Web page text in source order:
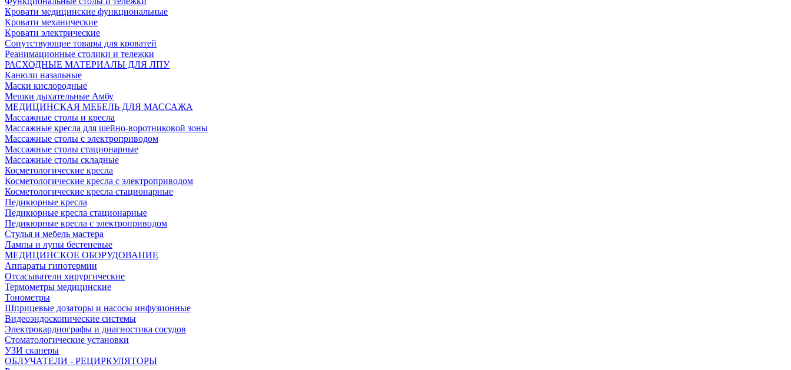
Кровати медицинские функциональные
Кровати механические
Кровати электрические
Сопутствующие товары для кроватей
Реанимационные столики и тележки
РАСХОДНЫЕ МАТЕРИАЛЫ ДЛЯ ЛПУ
Канюли назальные
Маски кислородные
Мешки дыхательные Амбу
МЕДИЦИНСКАЯ МЕБЕЛЬ ДЛЯ МАССАЖА
Массажные столы и кресла
Массажные кресла для шейно-воротниковой зоны
Массажные столы с электроприводом
Массажные столы стационарные
Массажные столы складные
Косметологические кресла
Косметологические кресла с электроприводом
Косметологические кресла стационарные
Педикюрные кресла
Педикюрные кресла стационарные
Педикюрные кресла с электроприводом
Стулья и мебель мастера
Лампы и лупы бестеневые
МЕДИЦИНСКОЕ ОБОРУДОВАНИЕ
Аппараты гипотермии
Отсасыватели хирургические
Термометры медицинские
Тонометры
Шприцевые дозаторы и насосы инфузионные
Видеоэндоскопические системы
Электрокардиографы и диагностика сосудов
Стоматологические установки
УЗИ сканеры
ОБЛУЧАТЕЛИ - РЕЦИРКУЛЯТОРЫ